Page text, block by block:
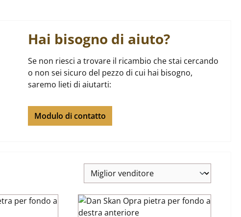
Hai bisogno di aiuto?
Se non riesci a trovare il ricambio che stai cercando
o non sei sicuro del pezzo di cui hai bisogno,
saremo lieti di aiutarti:
Modulo di contatto